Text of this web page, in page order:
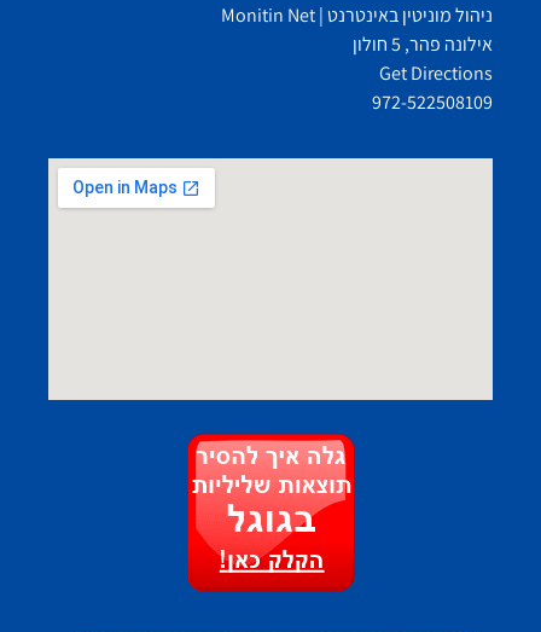
ניהול מוניטין באינטרנט | Monitin Net
אילונה פהר, 5 חולון
Get Directions
972-522508109